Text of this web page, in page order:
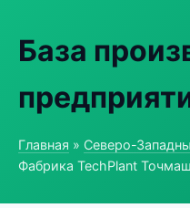
База
Главная » Северо-
Фабрика TechPlant Точмаш